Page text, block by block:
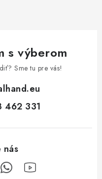
s výberom
Sme tu pre vás!
462 331